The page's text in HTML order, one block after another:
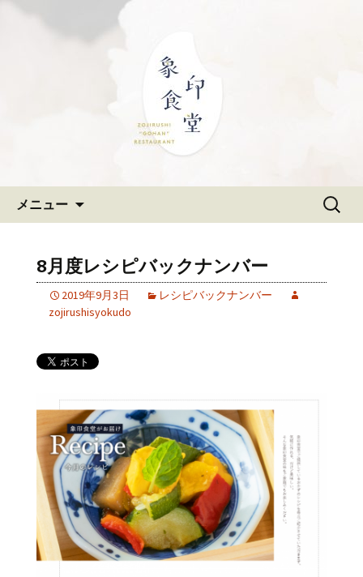
難波・なんばスカイオにある
和食「象印食堂」の公式ブログ
大阪難波の和食「象印食堂」。象印マ
ホービンが、「ごはんレストラン」と
して、美味しいごはんをご提供しま
メニュー
検
8月度レシピバックナンバー
2019年9月3日
レシピバックナンバー
zojirushisyokudo